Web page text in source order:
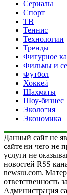
Сериалы
Спорт
ТВ
Теннис
Технологии
Тренды
Фигурное
Фильмы и
Футбол
Хоккей
Шахматы
Шоу-бизнес
Экология
Экономика
Данный сайт не
сайте ни чего не
услуги не
новостей RSS
newsru.com.
ответственность
Администрация